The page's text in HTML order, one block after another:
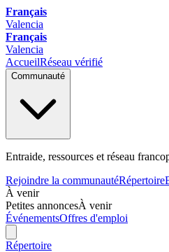
Français
Valencia
Français
Valencia
AccueilRéseau vérifié
Communauté
Entraide, ressources et réseau
Rejoindre la communautéRépertoire
À venir
Petites annoncesÀ venir
ÉvénementsOffres d'emploi
Répertoire